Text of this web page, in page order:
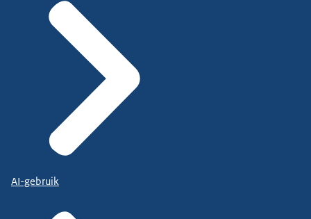
AI-gebruik